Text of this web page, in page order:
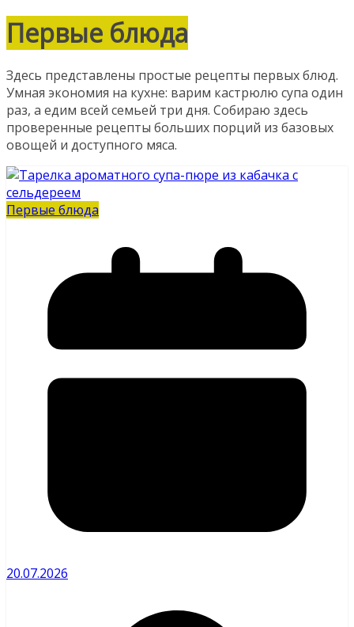
Первые блюда
Здесь представлены простые рецепты первых блюд.
Умная экономия на кухне: варим кастрюлю супа один
раз, а едим всей семьей три дня. Собираю здесь
проверенные рецепты больших порций из базовых
овощей и доступного мяса.
Первые блюда
20.07.2026